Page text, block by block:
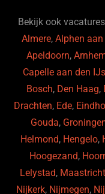
o
k
Bekijk ook
Almere,Alphen
Apeldoorn,
Capelle aan den
Bosch, Den Haag,
Drachten, Ede,
Gouda,
Helmond, Hengelo,
Hoogezand,
Lelystad, Maastricht
Nijkerk, Nijmegen,